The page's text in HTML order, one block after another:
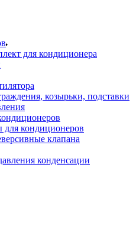
для кондиционера
козырьки, подставки
кондиционеров
клапана
конденсации